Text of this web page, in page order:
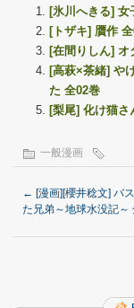
[氷川へきる]
[トザキ] 贋作
[在間りしん] オ
[高萩×茶緒] や
た 全02巻
[梨尾] 化け猫さ
一般漫画
← [漫画][櫻井稔文] バ
た兄弟～地球水没記～